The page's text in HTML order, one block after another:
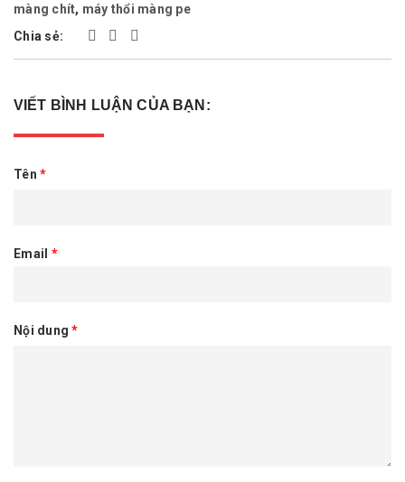
màng chít, máy thổi màng pe
Chia sẻ:
VIẾT BÌNH LUẬN CỦA BẠN:
Tên *
Email *
Nội dung*